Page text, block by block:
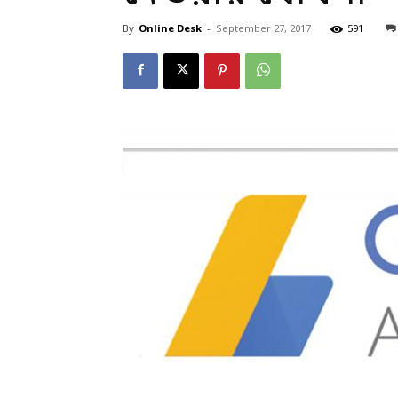
By Online Desk - September 27, 2017 591